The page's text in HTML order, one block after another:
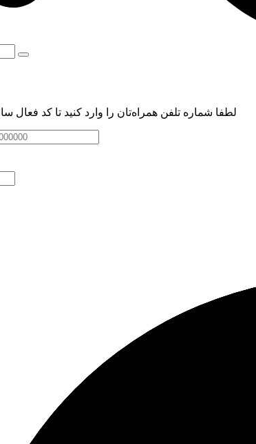
لطفا شماره تلفن همراه‌تان را وارد کنید تا کد